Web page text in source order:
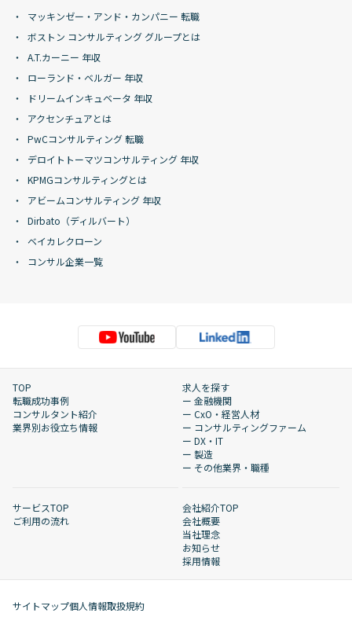
マッキンゼー・アンド・カンパニー 転職
ボストン コンサルティング グループとは
A.T.カーニー 年収
ローランド・ベルガー 年収
ドリームインキュベータ 年収
アクセンチュアとは
PwCコンサルティング 転職
デロイトトーマツコンサルティング 年収
KPMGコンサルティングとは
アビームコンサルティング 年収
Dirbato（ディルバート）
ベイカレクローン
コンサル企業一覧
TOP
転職成功事例
コンサルタント紹介
業界別お役立ち情報
求人を探す
ー 金融機関
ー CxO・経営人材
ー コンサルティングファーム
ー DX・IT
ー 製造
ー その他業界・職種
サービスTOP
ご利用の流れ
会社紹介TOP
会社概要
当社理念
お知らせ
採用情報
サイトマップ個人情報取扱規約